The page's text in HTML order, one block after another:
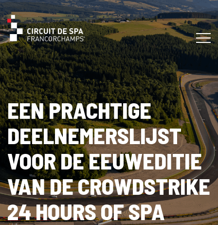
EEN PRACHTIGE
DEELNEMERSLIJST
VOOR DE EEUWEDITIE
VAN DE CROWDSTRIKE
24 HOURS OF SPA